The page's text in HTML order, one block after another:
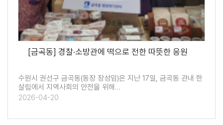
[금곡동] 경찰·소방관에 떡으로 전한 따뜻한 응원
수원시 권선구 금곡동(동장 장성임)은 지난 17일, 금곡동 관내 한
살림에서 지역사회의 안전을 위해…
2026-04-20